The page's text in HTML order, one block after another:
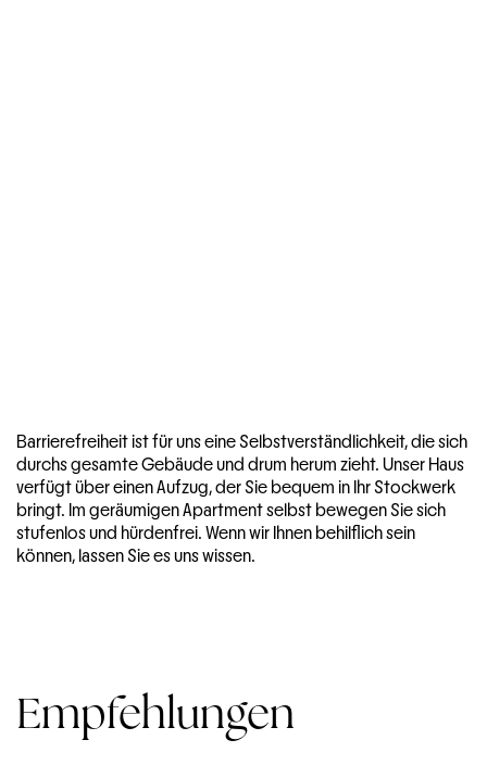
Barrierefreiheit ist für uns eine Selbstverständlichkeit, die sich
durchs gesamte Gebäude und drum herum zieht. Unser Haus
verfügt über einen Aufzug, der Sie bequem in Ihr Stockwerk
bringt. Im geräumigen Apartment selbst bewegen Sie sich
stufenlos und hürdenfrei. Wenn wir Ihnen behilflich sein
können, lassen Sie es uns wissen.
Empfehlungen